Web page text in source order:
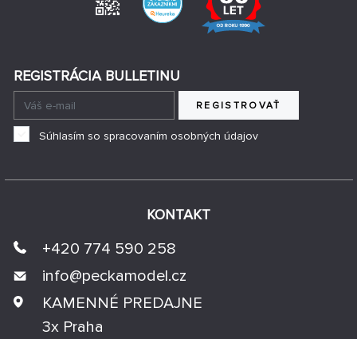
KONTAKT
+420 774 590 258
info@peckamodel.cz
KAMENNÉ PREDAJNE
3x Praha
REGISTRÁCIA BULLETINU
REGISTROVAŤ
Súhlasím so spracovaním osobných údajov